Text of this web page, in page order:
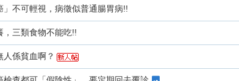
」不可輕視，病徵似普通腸胃病!!
，三類食物不能吃!!
人係貧血啊？